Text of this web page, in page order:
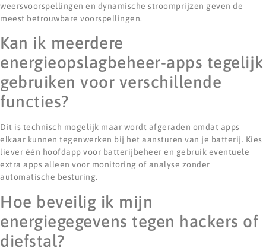
weersvoorspellingen en dynamische stroomprijzen geven de
meest betrouwbare voorspellingen.
Kan ik meerdere
energieopslagbeheer-apps tegelijk
gebruiken voor verschillende
functies?
Dit is technisch mogelijk maar wordt afgeraden omdat apps
elkaar kunnen tegenwerken bij het aansturen van je batterij. Kies
liever één hoofdapp voor batterijbeheer en gebruik eventuele
extra apps alleen voor monitoring of analyse zonder
automatische besturing.
Hoe beveilig ik mijn
energiegegevens tegen hackers of
diefstal?